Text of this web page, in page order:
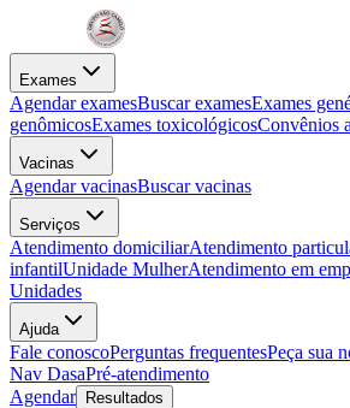
Exames
Agendar examesBuscar examesExames
genômicosExames toxicológicosConvênios
Vacinas
Agendar vacinasBuscar vacinas
Serviços
Atendimento domiciliarAtendimento
infantilUnidade MulherAtendimento em
Unidades
Ajuda
Fale conoscoPerguntas frequentesPeça sua
Nav DasaPré-atendimento
Agendar
Resultados